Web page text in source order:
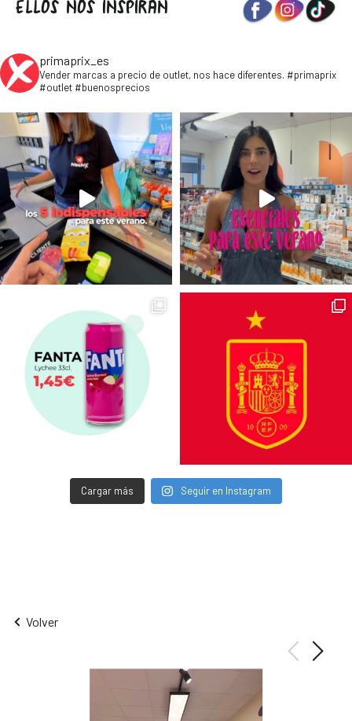
ELLOS NOS INSPIRAN
primaprix_es
Vender marcas a precio de outlet, nos hace diferentes. #primaprix
#outlet #buenosprecios
Cargar más Seguir en Instagram
Volver